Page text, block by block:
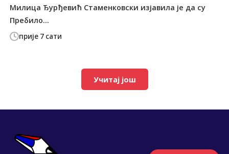
прије 7 сати
Милица Ђурђевић Стаменковски изјавила је да су
Пребило...
Учитај још